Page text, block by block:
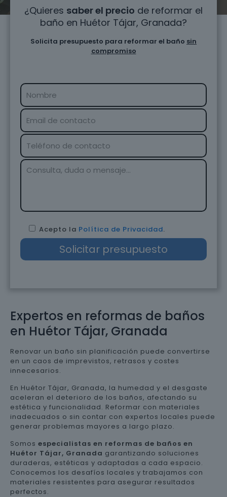
Expertos en reformas de baños
en Huétor Tájar, Granada
Renovar un baño sin planificación puede convertirse
en un caos de imprevistos, retrasos y costes
innecesarios.
En Huétor Tájar, Granada, la humedad y el desgaste
aceleran el deterioro de los baños, afectando su
estética y funcionalidad. Reformar con materiales
inadecuados o sin contar con expertos locales puede
generar problemas mayores a largo plazo.
Somos especialistas en reformas de baños en
Huétor Tájar, Granada garantizando soluciones
duraderas, estéticas y adaptadas a cada espacio.
Conocemos los desafíos locales y trabajamos con
materiales resistentes para asegurar resultados
perfectos.
¿Quieres saber el precio de reformar el
baño en Huétor Tájar, Granada?
Solicita presupuesto para reformar el baño sin
compromiso
Acepto la Política de Privacidad.